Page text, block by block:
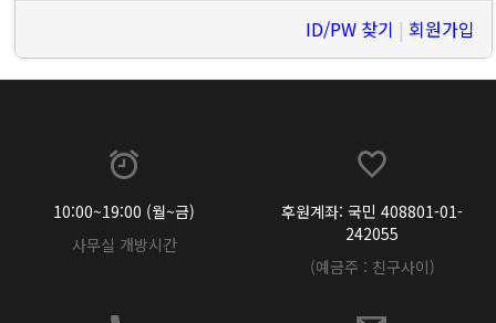
ID/PW 찾기 | 회원가입
10:00~19:00 (월~금)
사무실 개방시간
후원계좌: 국민 408801-01-
242055
(예금주 : 친구사이)